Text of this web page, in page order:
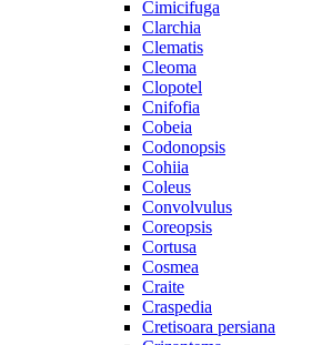
Cimicifuga
Clarchia
Clematis
Cleoma
Clopotel
Cnifofia
Cobeia
Codonopsis
Cohiia
Coleus
Convolvulus
Coreopsis
Cortusa
Cosmea
Craite
Craspedia
Cretisoara persiana